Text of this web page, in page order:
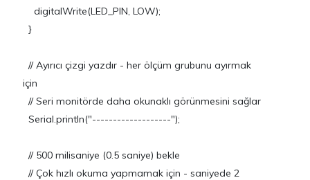
digitalWrite(LED_PIN, LOW);
}
// Ayırıcı çizgi yazdır - her ölçüm grubunu ayırmak
için
// Seri monitörde daha okunaklı görünmesini sağlar
Serial.println("-------------------");
// 500 milisaniye (0.5 saniye) bekle
// Çok hızlı okuma yapmamak için - saniyede 2